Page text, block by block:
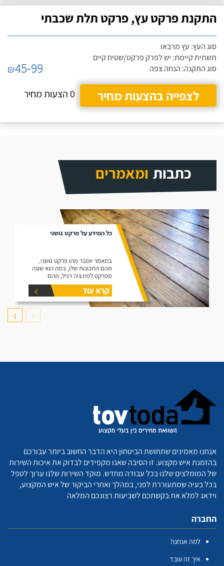
התקנת פרקט עץ, פרקט תלת שכבתי
סוג העץ: עץ מרבאו
תשתית קיימת: יש לפרק פרקט/שטיח קיים
סוג התקנה: הנחה צפה
₪45-99
לצפייה בהצעות מחיר
0 הצעות מחיר
כתבות ומאמרים
כל המידע על פרקט גושני
במאמר יוסבר מהו פרקט גושני,
מהם התכונות שלו, במה הוא שונה
מפרקט למינציה רגיל, מהם
היתרונות שלו ומהם החסרונות שלו.
קרא עוד
❮
❯
אנחנו מאמינים שתחושת הביטחון היא הדבר החשוב ביותר עבורכם
בהזמנת איש מקצוע. זו הסיבה שאנו מקפידים לבדוק את איכות השירות
של המומלצים שלנו בכל עבודה מחדש. מוקד השירות שלנו ערוך לטפל
בכל בעיה שמתעוררת לפני, במהלך ואחרי הביקור של איש המקצוע,
וידאג למלא את בקשתכם לשביעות רצונכם המלאה
החברה
למה אנחנו?
איך זה עובד